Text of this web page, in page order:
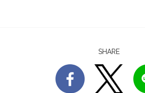
SHARE